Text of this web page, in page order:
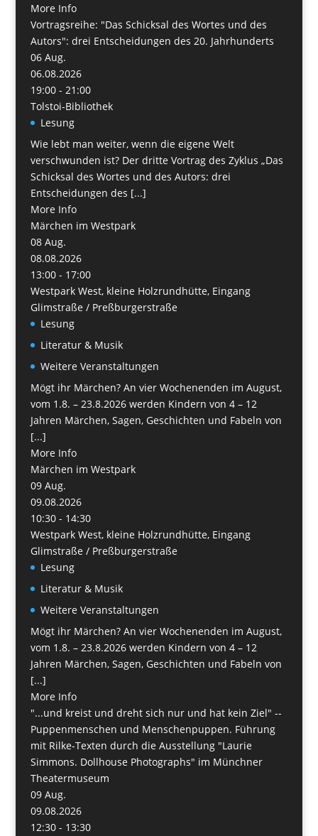
More Info
Vortragsreihe: "Das Schicksal des Wortes und des
Autors": drei Entscheidungen des 20. Jahrhunderts
06 Aug.
06.08.2026
19:00 - 21:00
Tolstoi-Bibliothek
Lesung
Wie lebt man weiter, wenn die eigene Welt
verschwunden ist? Der dritte Vortrag des Zyklus „Das
Schicksal des Wortes und des Autors: drei
Entscheidungen des [...]
More Info
Märchen im Westpark
08 Aug.
08.08.2026
13:00 - 17:00
Westpark West, kleine Holzrundhütte, Eingang
Glimstraße / Preßburgerstraße
Lesung
Literatur & Musik
Weitere Veranstaltungen
Mögt ihr Märchen? An vier Wochenenden im August,
vom 1.8. – 23.8.2026 werden Kindern von 4 – 12
Jahren Märchen, Sagen, Geschichten und Fabeln von
[...]
More Info
Märchen im Westpark
09 Aug.
09.08.2026
10:30 - 14:30
Westpark West, kleine Holzrundhütte, Eingang
Glimstraße / Preßburgerstraße
Lesung
Literatur & Musik
Weitere Veranstaltungen
Mögt ihr Märchen? An vier Wochenenden im August,
vom 1.8. – 23.8.2026 werden Kindern von 4 – 12
Jahren Märchen, Sagen, Geschichten und Fabeln von
[...]
More Info
"...und kreist und dreht sich nur und hat kein Ziel" --
Puppenmenschen und Menschenpuppen. Führung
mit Rilke-Texten durch die Ausstellung "Laurie
Simmons. Dollhouse Photographs" im Münchner
Theatermuseum
09 Aug.
09.08.2026
12:30 - 13:30